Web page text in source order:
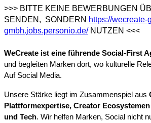
>>> BITTE KEINE BEWERBUNGEN
SENDEN, SONDERN https://wecreate-
gmbh.jobs.personio.de/NUTZEN <<<
WeCreate ist eine führende Social-First
und begleiten Marken dort, wo kulturelle
Auf Social Media.
Unsere Stärke liegt im Zusammenspiel aus
Plattformexpertise, Creator
und Tech. Wir helfen Marken, Social nicht